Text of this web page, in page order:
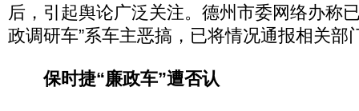
后，引起舆论广泛关注。德州市委网络办称
政调研车”系车主恶搞，已将情况通报相关部
保时捷“廉政车”遭否认